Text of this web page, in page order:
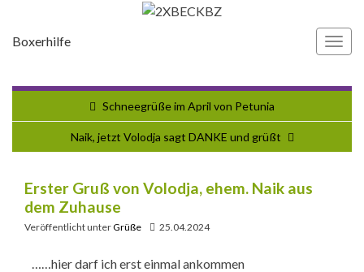
Boxerhilfe
Schneegrüße im April von Petunia
Naik, jetzt Volodja sagt DANKE und grüßt
Erster Gruß von Volodja, ehem. Naik aus
dem Zuhause
Veröffentlicht unterGrüße 25.04.2024
……hier darf ich erst einmal ankommen